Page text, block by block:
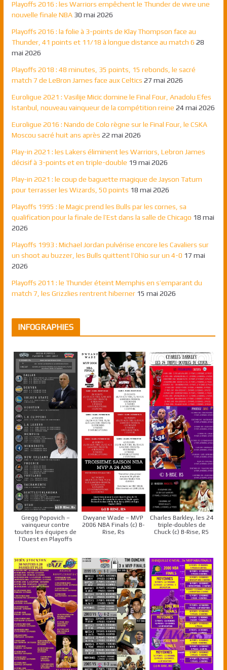
Playoffs 2016 : les Warriors empêchent le Thunder de vivre une
nouvelle finale NBA 30 mai 2026
Playoffs 2016 : la folie à 3-points de Klay Thompson face au
Thunder, 41 points et 11/18 à longue distance au match 6 28
mai 2026
Playoffs 2018 : 48 minutes, 35 points, 15 rebonds, le sacré
match 7 de LeBron James face aux Celtics 27 mai 2026
Euroligue 2021 : Vasilije Micic domine le Final Four, Anadolu Efes
Istanbul, nouveau vainqueur de la compétition reine 24 mai 2026
Euroligue 2016 : Nando de Colo règne sur le Final Four, le CSKA
Moscou sacré huit ans après 22 mai 2026
Play-in 2021 : les Lakers éliminent les Warriors, Lebron James
décisif à 3-points et en triple-double 19 mai 2026
Play-in 2021 : le coup de baguette magique de Jayson Tatum
pour terrasser les Wizards, 50 points 18 mai 2026
Playoffs 1995 : le Magic prend les Bulls par les cornes, sa
qualification pour la finale de l’Est dans la salle de Chicago 18 mai
2026
Playoffs 1993 : Michael Jordan pulvérise encore les Cavaliers sur
un shoot au buzzer, les Bulls quittent l’Ohio sur un 4-0 17 mai
2026
Playoffs 2011 : le Thunder éteint Memphis en s’emparant du
match 7, les Grizzlies rentrent hiberner 15 mai 2026
INFOGRAPHIES
Gregg Popovich –
vainqueur contre
toutes les équipes de
l’Ouest en Playoffs
Dwyane Wade – MVP
2006 NBA Finals (c) B-
Rise, Rs
Charles Barkley, les 24
triple-doubles de
Chuck (c) B-Rise, RS